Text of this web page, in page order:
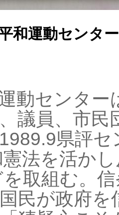
和運動センタ
動センタ
議員、市
県評
法を活か
取組む。
民が政府